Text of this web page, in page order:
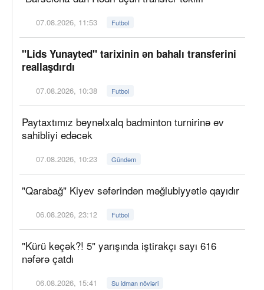
07.08.2026, 11:53 Futbol
"Lids Yunayted" tarixinin ən bahalı transferini
reallaşdırdı
07.08.2026, 10:38 Futbol
Paytaxtımız beynəlxalq badminton turnirinə ev
sahibliyi edəcək
07.08.2026, 10:23 Gündəm
"Qarabağ" Kiyev səfərindən məğlubiyyətlə qayıdır
06.08.2026, 23:12 Futbol
"Kürü keçək?! 5" yarışında iştirakçı sayı 616
nəfərə çatdı
06.08.2026, 15:41 Su idman növləri